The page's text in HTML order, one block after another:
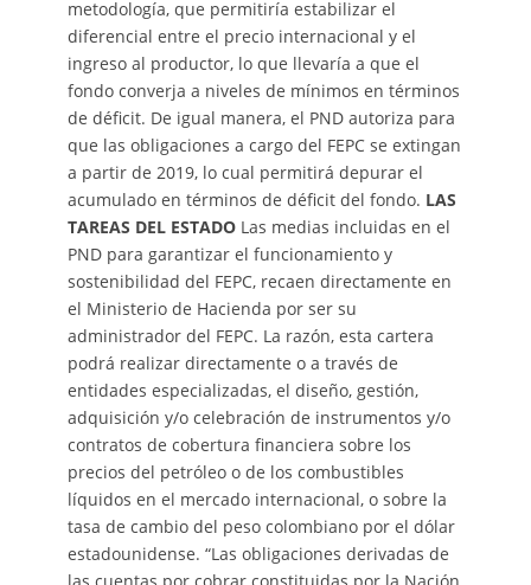
metodología, que permitiría estabilizar el
diferencial entre el precio internacional y el
ingreso al productor, lo que llevaría a que el
fondo converja a niveles de mínimos en términos
de déficit. De igual manera, el PND autoriza para
que las obligaciones a cargo del FEPC se extingan
a partir de 2019, lo cual permitirá depurar el
acumulado en términos de déficit del fondo. LAS
TAREAS DEL ESTADO Las medias incluidas en el
PND para garantizar el funcionamiento y
sostenibilidad del FEPC, recaen directamente en
el Ministerio de Hacienda por ser su
administrador del FEPC. La razón, esta cartera
podrá realizar directamente o a través de
entidades especializadas, el diseño, gestión,
adquisición y/o celebración de instrumentos y/o
contratos de cobertura financiera sobre los
precios del petróleo o de los combustibles
líquidos en el mercado internacional, o sobre la
tasa de cambio del peso colombiano por el dólar
estadounidense. “Las obligaciones derivadas de